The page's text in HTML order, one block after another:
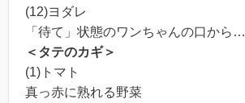
(12)ヨダレ
「待て」状態のワンちゃんの口から…
＜タテのカギ＞
(1)トマト
真っ赤に熟れる野菜